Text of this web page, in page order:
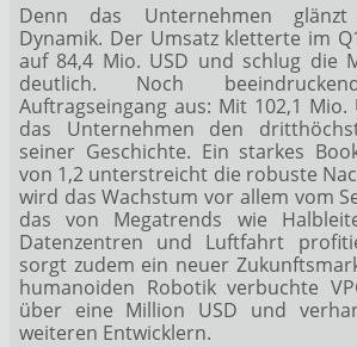
Denn das Unternehmen
Dynamik. Der Umsatz kletterte im
auf 84,4 Mio. USD und schlug die
deutlich. Noch
Auftragseingang aus: Mit 102,1 Mio.
das Unternehmen den
seiner Geschichte. Ein starkes
von 1,2 unterstreicht die robuste
wird das Wachstum vor allem vom
das von Megatrends wie
Datenzentren und Luftfahrt
sorgt zudem ein neuer
humanoiden Robotik verbuchte
über eine Million USD und
weiteren Entwicklern.